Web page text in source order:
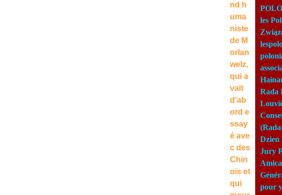
nd h
uma
niste
de M
orlan
welz,
qui a
vait
d'ab
ord e
ssay
é ave
c des
Chin
ois et
qui
les
Rada
Dzien
Jury
pour